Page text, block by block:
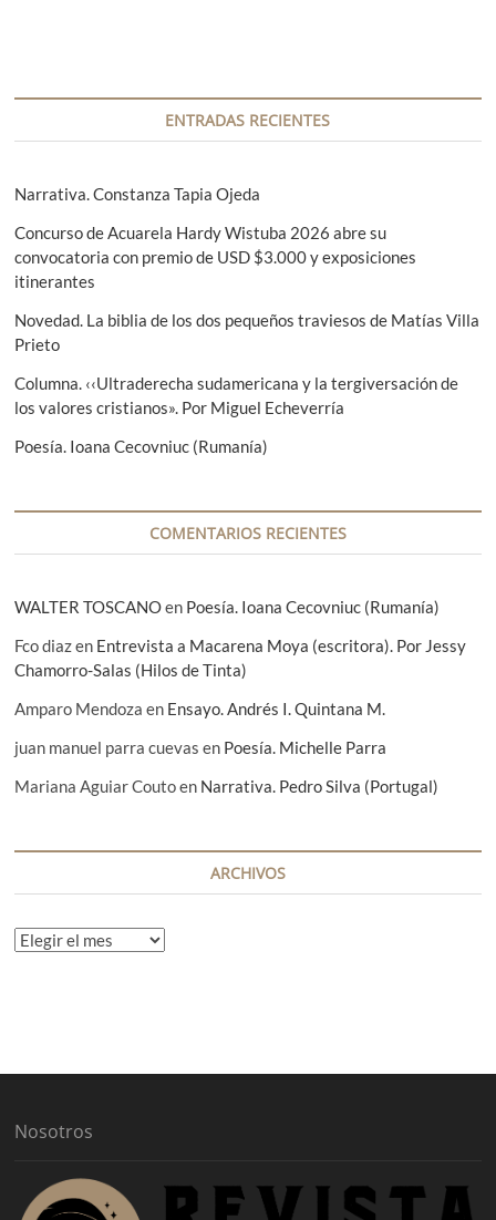
c
n
d
e
e
n
t
r
a
a
s
r
o
:
i
ENTRADAS RECIENTES
Narrativa. Constanza Tapia Ojeda
Concurso de Acuarela Hardy Wistuba 2026 abre su
convocatoria con premio de USD $3.000 y exposiciones
itinerantes
Novedad. La biblia de los dos pequeños traviesos de Matías Villa
Prieto
Columna. ‹‹Ultraderecha sudamericana y la tergiversación de
los valores cristianos». Por Miguel Echeverría
Poesía. Ioana Cecovniuc (Rumanía)
COMENTARIOS RECIENTES
WALTER TOSCANOen Poesía. Ioana Cecovniuc (Rumanía)
Fco diazen Entrevista a Macarena Moya (escritora). Por Jessy
Chamorro-Salas (Hilos de Tinta)
Amparo Mendoza en Ensayo. Andrés I. Quintana M.
juan manuel parra cuevas en Poesía. Michelle Parra
Mariana Aguiar Coutoen Narrativa. Pedro Silva (Portugal)
ARCHIVOS
A
Nosotros